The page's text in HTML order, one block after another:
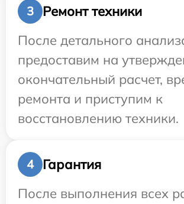
3
Ремонт техники
После детального
предоставим на
окончательный расчет,
ремонта и приступим к
восстановлению техники.
4
Гарантия
После выполнения всех